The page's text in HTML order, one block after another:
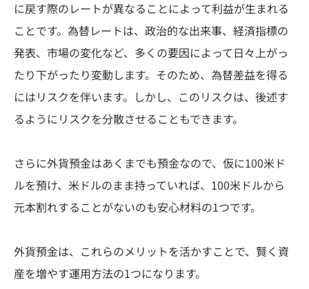
に戻す際のレートが異なることによって利益が生まれる
ことです。為替レートは、政治的な出来事、経済指標の
発表、市場の変化など、多くの要因によって日々上がっ
たり下がったり変動します。そのため、為替差益を得る
にはリスクを伴います。しかし、このリスクは、後述す
るようにリスクを分散させることもできます。
さらに外貨預金はあくまでも預金なので、仮に100米ド
ルを預け、米ドルのまま持っていれば、100米ドルから
元本割れすることがないのも安心材料の1つです。
外貨預金は、これらのメリットを活かすことで、賢く資
産を増やす運用方法の1つになります。